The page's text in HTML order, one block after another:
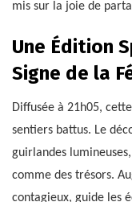
mis sur la joie de
Une Édition
Signe de la
Diffusée à 21h05,
sentiers battus. Le
guirlandes
comme des trésors.
contagieux, guide les